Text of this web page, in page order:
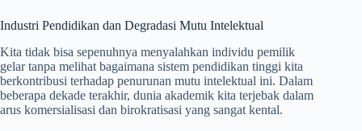
Industri Pendidikan dan Degradasi Mutu Intelektual
Kita tidak bisa sepenuhnya menyalahkan individu pemilik
gelar tanpa melihat bagaimana sistem pendidikan tinggi kita
berkontribusi terhadap penurunan mutu intelektual ini. Dalam
beberapa dekade terakhir, dunia akademik kita terjebak dalam
arus komersialisasi dan birokratisasi yang sangat kental.